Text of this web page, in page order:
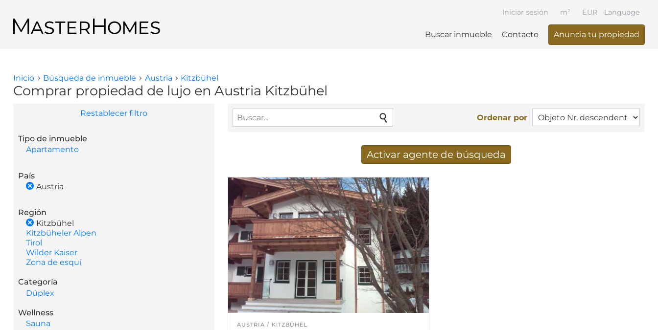
Language
Buscar inmueble Contacto Anuncia tu propiedad
Iniciar sesión EUR
m²
Regresar a los resultados de búsqueda
Usted está aquí
Inicio Búsqueda de inmueble Austria Kitzbühel
Comprar propiedad de lujo en Austria Kitzbühel
Restablecer filtro
Tipo de inmueble
Apartamento
País
Austria
Región
Kitzbühel
Kitzbüheler Alpen
Tirol
Wilder Kaiser
Zona de esquí
Categoría
Dúplex
Wellness
Sauna
Ordenar por
Activar agente de búsqueda
Dirección de correo electrónico*
AUSTRIA KITZBÜHEL